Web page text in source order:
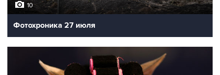
10
Фотохроника 27 июля